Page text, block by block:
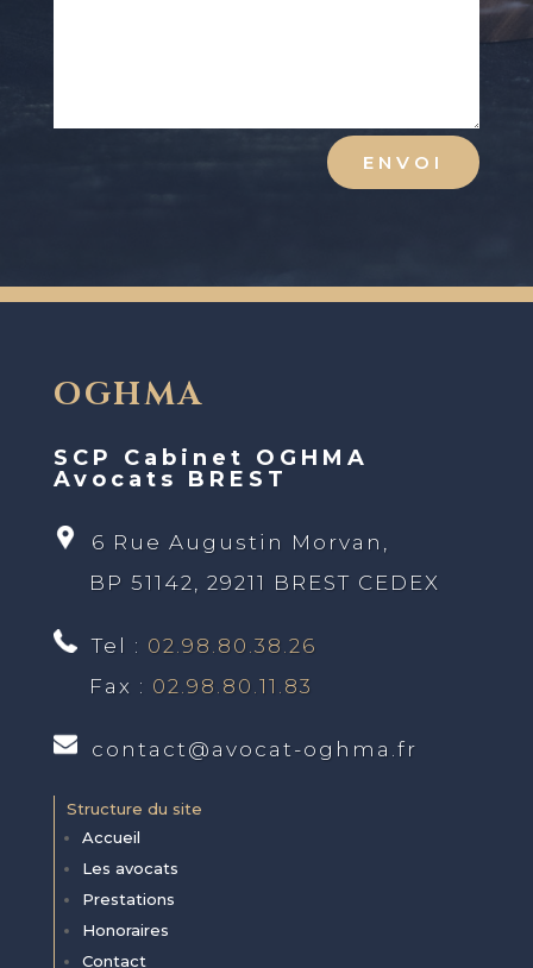
ENVOI
OGHMA
SCP Cabinet OGHMA
Avocats BREST
6 Rue Augustin Morvan,
BP 51142, 29211 BREST CEDEX
Tel : 02.98.80.38.26
Fax : 02.98.80.11.83
contact@avocat-oghma.fr
Structure du site
Accueil
Les avocats
Prestations
Honoraires
Contact